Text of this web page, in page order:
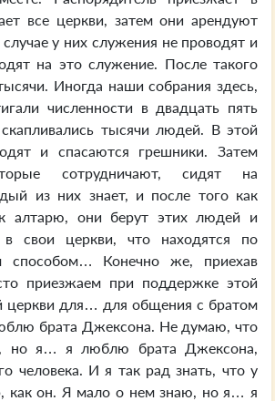
все церкви, затем они арендуют
у них служения не проводят и
на это служение. После такого
Иногда наши собрания здесь,
численности в двадцать пять
тысячи людей. В этой
и спасаются грешники. Затем
сотрудничают, сидят на
из них знает, и после того как
алтарю, они берут этих людей и
свои церкви, что находятся по
способом… Конечно же, приехав
приезжаем при поддержке этой
церкви для… для общения с братом
брата Джексона. Не думаю, что
но я… я люблю брата Джексона,
человека. И я так рад знать, что у
как он. Я мало о нем знаю, но я… я